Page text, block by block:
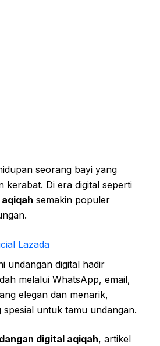
seorang bayi yang
kerabat. Di era digital seperti
semakin populer
Lazada
undangan digital hadir
melalui WhatsApp, email,
elegan dan menarik,
untuk tamu undangan.
digital aqiqah, artikel